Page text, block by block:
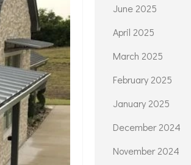
June 2025
April 2025
March 2025
February 2025
January 2025
December 2024
November 2024